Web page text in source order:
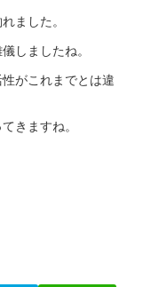
ました。
しましたね。
がこれまでとは違
きますね。